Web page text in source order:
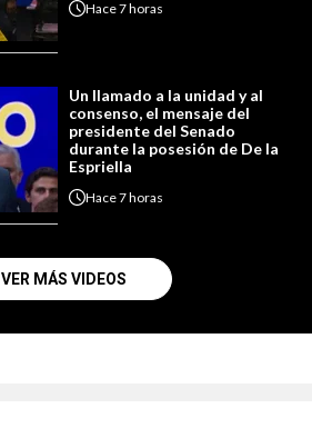
Hace7 horas
Un llamado a la unidad y al
consenso, el mensaje del
presidente del Senado
durante la posesión de De la
Espriella
Hace7 horas
VER MÁS VIDEOS